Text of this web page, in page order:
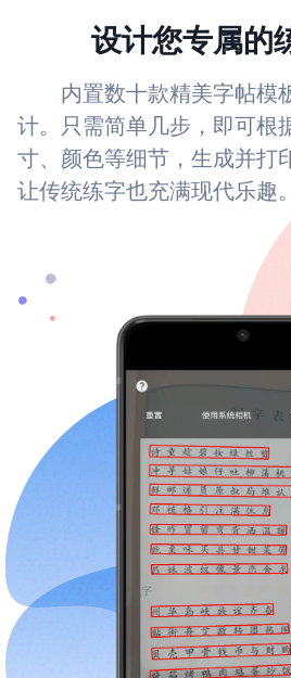
设计您专属的
内置数十款精美字帖模
计。只需简单几步，即可根
寸、颜色等细节，生成并打
让传统练字也充满现代乐趣。